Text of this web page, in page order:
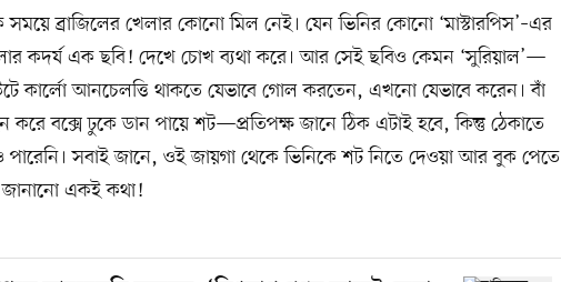
সময়ে ব্রাজিলের খেলার কোনো মিল নেই। যেন ভিনির কোনো ‘মাস্টারপিস’–এর
কদর্য এক ছবি! দেখে চোখ ব্যথা করে। আর সেই ছবিও কেমন ‘সুরিয়াল’—
কার্লো আনচেলত্তি থাকতে যেভাবে গোল করতেন, এখনো যেভাবে করেন। বাঁ
করে বক্সে ঢুকে ডান পায়ে শট—প্রতিপক্ষ জানে ঠিক এটাই হবে, কিন্তু ঠেকাতে
পারেনি। সবাই জানে, ওই জায়গা থেকে ভিনিকে শট নিতে দেওয়া আর বুক পেতে
একই কথা!